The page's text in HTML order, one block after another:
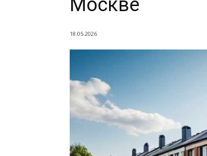
Москве
18.05.2026